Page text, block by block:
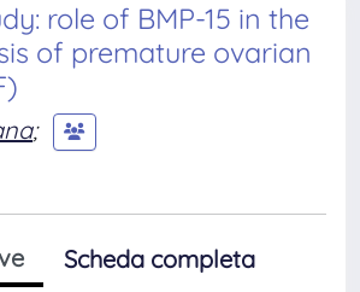
role of BMP-15 in the
of premature ovarian
;
Scheda completa